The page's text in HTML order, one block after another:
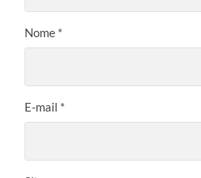
Nome *
E-mail *